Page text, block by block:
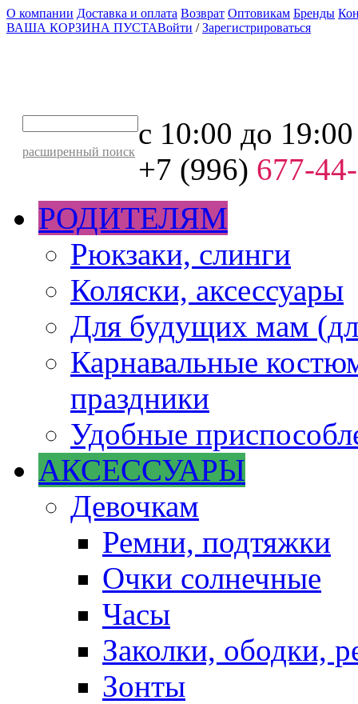
О компании Доставка и оплата Возврат Оптовикам Бренды
ВАША КОРЗИНА ПУСТАВойти /Зарегистрироваться
расширенный поиск
с 10:00 до 19:00
+7 (996) 677-
РОДИТЕЛЯМ
Рюкзаки, слинги
Коляски, аксессуары
Для будущих мам
Карнавальные
праздники
Удобные
АКСЕССУАРЫ
Девочкам
Ремни, подтяжки
Очки солнечные
Часы
Заколки, ободки,
Зонты